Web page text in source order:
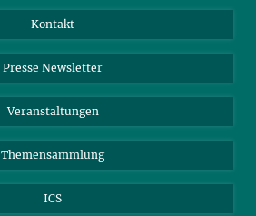
Kontakt
Presse Newsletter
Veranstaltungen
Themensammlung
ICS